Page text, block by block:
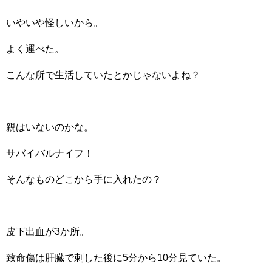
いやいや怪しいから。
よく運べた。
こんな所で生活していたとかじゃないよね？
親はいないのかな。
サバイバルナイフ！
そんなものどこから手に入れたの？
皮下出血が3か所。
致命傷は肝臓で刺した後に5分から10分見ていた。